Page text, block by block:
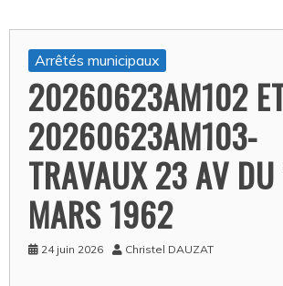
Arrêtés municipaux
20260623AM102
20260623AM103-
TRAVAUX 23 AV
MARS 1962
24 juin 2026 Christel DAUZAT